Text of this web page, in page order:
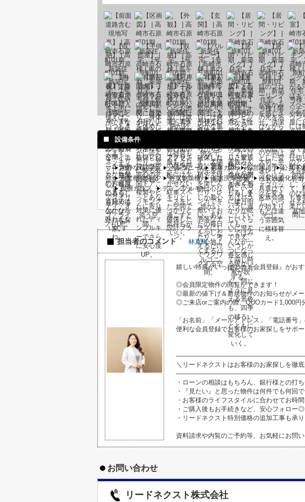
設備条件
閑静な住宅地 バルコニー 都市ガス 公営水道 公共下
追焚機能浴室
浴室乾燥機 温水洗浄便座 洗髪洗面化粧台
複層ガラス
ディンプルキー
担当者のコメント 林真樹
嬉しい特典がいっぱいの『会員登録』がお
◎会員限定物件の閲覧ができます！
◎最新の値下げ＆新規物件のお知らせがメ
◎ご来店orご案内の際、QUOカード1,000
「お名前」「メールアドレス」「電話番号
便利な会員登録でお客様のお家探しをサポ
＼リードネクストはお客様のお家探しを徹
・ローンの相談はもちろん、銀行様との打
・『見たい』と思った物件は何件でも何回
・お客様のライフスタイルに合わせてお時
・ご購入後もお手続きなど、安心フォロー◎
・リードネクスト特別価格の追加工事も承
資料請求や内覧のご予約等、お気軽にお問
お問い合わせ
リードネクスト株式会社